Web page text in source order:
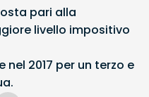
pari alla
livello impositivo
nel 2017 per un terzo e